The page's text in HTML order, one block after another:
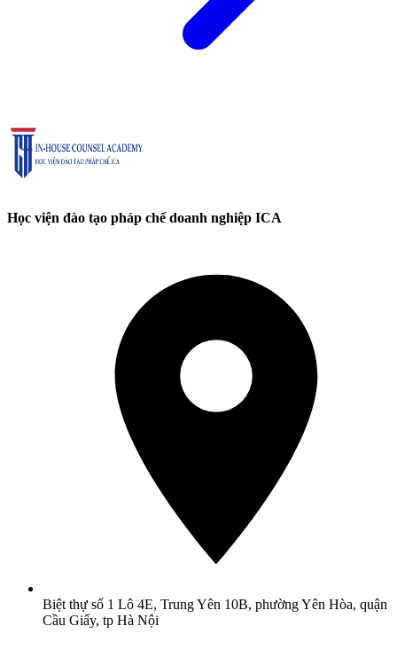
Học viện đào tạo pháp chế doanh nghiệp ICA
Biệt thự số 1 Lô 4E, Trung Yên 10B, phường Yên Hòa, quận
Cầu Giấy, tp Hà Nội